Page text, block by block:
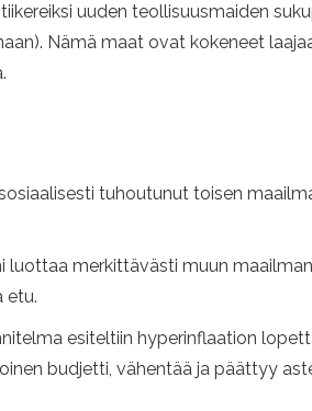
uuden teollisuusmaiden
Nämä maat ovat kokeneet
tuhoutunut toisen
luottaa merkittävästi muun
etu.
esiteltiin hyperinflaation
budjetti, vähentää ja päättyy